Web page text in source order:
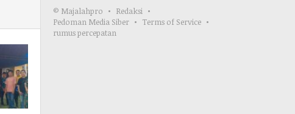
© Majalahpro
Redaksi
Pedoman Media Siber
Terms of Service
rumus percepatan